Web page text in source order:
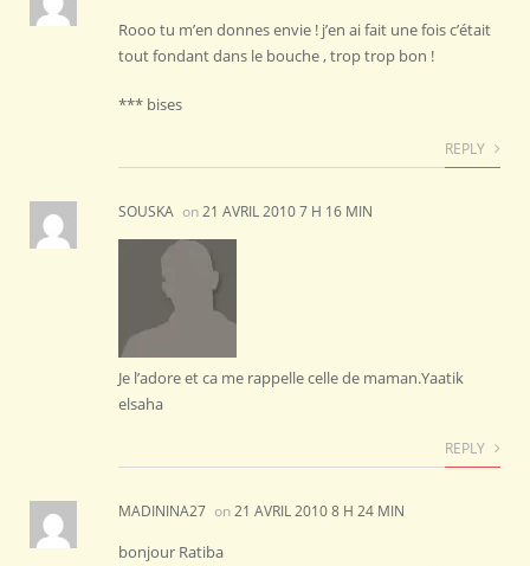
Rooo tu m’en donnes envie ! j’en ai fait une fois c’était
tout fondant dans le bouche , trop trop bon !
*** bises
REPLY
SOUSKA on21 AVRIL 2010 7 H 16 MIN
Je l’adore et ca me rappelle celle de maman.Yaatik
elsaha
REPLY
MADININA27 on21 AVRIL 2010 8 H 24 MIN
bonjour Ratiba